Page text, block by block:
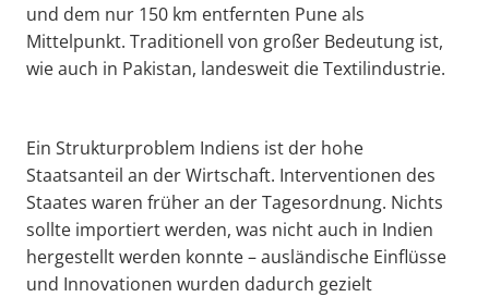
und dem nur 150 km entfernten Pune als
Mittelpunkt. Traditionell von großer Bedeutung ist,
wie auch in Pakistan, landesweit die Textilindustrie.
Ein Strukturproblem Indiens ist der hohe
Staatsanteil an der Wirtschaft. Interventionen des
Staates waren früher an der Tagesordnung. Nichts
sollte importiert werden, was nicht auch in Indien
hergestellt werden konnte – ausländische Einflüsse
und Innovationen wurden dadurch gezielt